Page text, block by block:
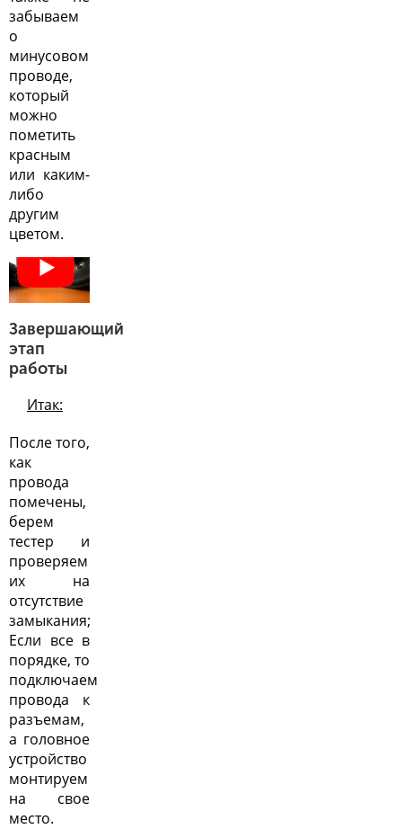
забываем
о
минусовом
проводе,
который
можно
пометить
красным
или каким-
либо
другим
цветом.
Завершающий
этап
работы
Итак:
После того,
как
провода
помечены,
берем
тестер и
проверяем
их на
отсутствие
замыкания;
Если все в
порядке, то
подключаем
провода к
разъемам,
а головное
устройство
монтируем
на свое
место.